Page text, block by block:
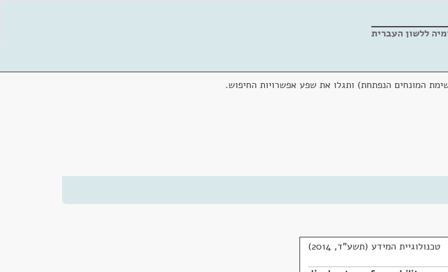
ללשון העברית
המונחים הנפתחת) ותגלו את שפע אפשרויות החיפוש.
טכנולוגיית המידע (תשע"ד, 2014)